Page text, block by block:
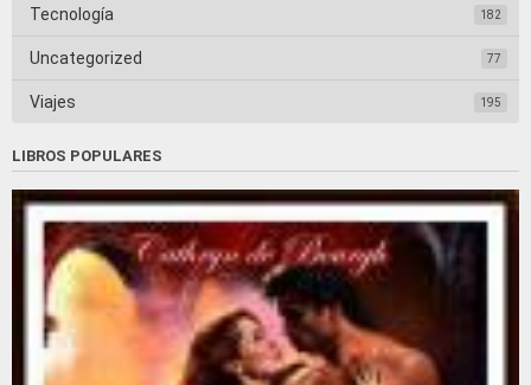
Tecnología 182
Uncategorized 77
Viajes 195
LIBROS POPULARES